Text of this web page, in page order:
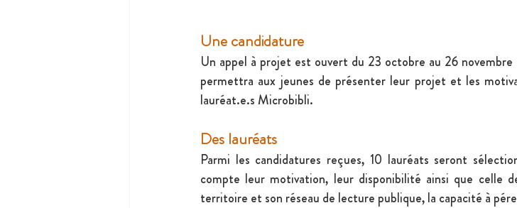
Une candidature
Un appel à projet est ouvert du 23 octobre au 26
permettra aux jeunes de présenter leur projet et les
lauréat.e.s Microbibli.
Des lauréats
Parmi les candidatures reçues, 10 lauréats seront
compte leur motivation, leur disponibilité ainsi que celle
territoire et son réseau de lecture publique, la capacité à